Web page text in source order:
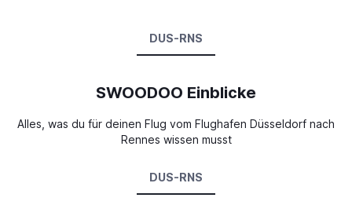
DUS-RNS
SWOODOO Einblicke
Alles, was du für deinen Flug vom Flughafen Düsseldorf nach
Rennes wissen musst
DUS-RNS